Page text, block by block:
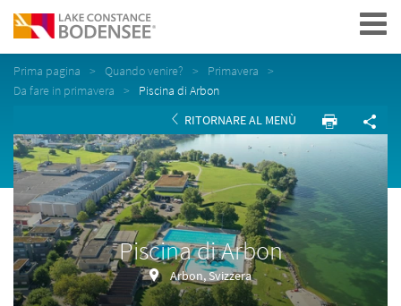
Navigation
Prima pagina Quando venire?
Primavera
Da fare in primavera
Piscina di Arbon
RITORNARE AL MENÙ
Piscina di Arbon
Arbon, Svizzera